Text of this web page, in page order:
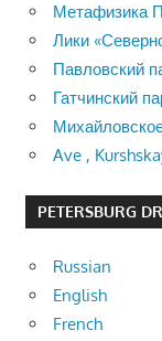
Метафизика
Лики
Павловский
Гатчинский
Ave ,
PETERSBURG
Russian
English
French